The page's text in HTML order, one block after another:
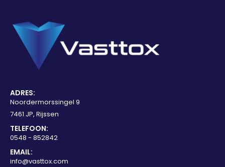
ADRES:
Noordermorssingel 9
7461 JP, Rijssen
TELEFOON:
0548 - 852842
EMAIL:
info@vasttox.com